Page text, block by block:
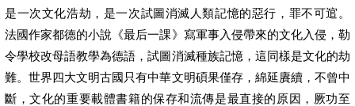
是一次文化浩劫，是一次試圖消滅人類記憶的惡行，罪不可逭。
法國作家都德的小說《最后一課》寫軍事入侵帶來的文化入侵，勒
令學校改母語教學為德語，試圖消滅種族記憶，這同樣是文化的劫
難。世界四大文明古國只有中華文明碩果僅存，綿延賡續，不曾中
斷，文化的重要載體書籍的保存和流傳是最直接的原因，厥功至